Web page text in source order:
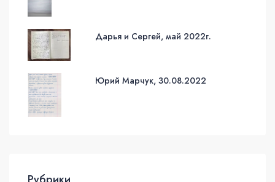
Дарья и Сергей, май 2022г.
Юрий Марчук, 30.08.2022